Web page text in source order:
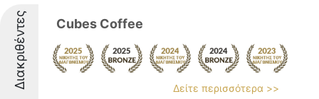
Διακριθέντες Cubes Coffee
Δείτε περισσότερα >>